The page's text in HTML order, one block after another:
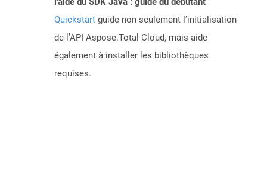
Quickstart guide non seulement l’initialisation
de l’API Aspose.Total Cloud, mais aide
également à installer les bibliothèques
requises.